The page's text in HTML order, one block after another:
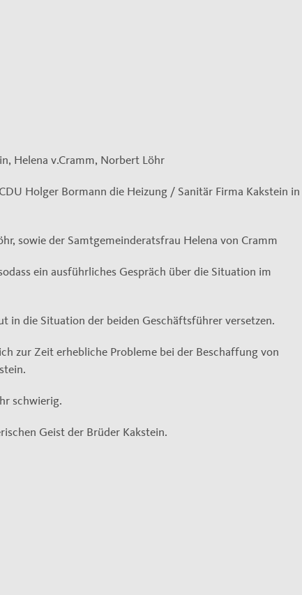
Helena v.Cramm, Norbert Löhr
Holger Bormann die Heizung / Sanitär Firma Kakstein in
sowie der Samtgemeinderatsfrau Helena von Cramm
ein ausführliches Gespräch über die Situation im
in die Situation der beiden Geschäftsführer versetzen.
zur Zeit erhebliche Probleme bei der Beschaffung von
schwierig.
Geist der Brüder Kakstein.